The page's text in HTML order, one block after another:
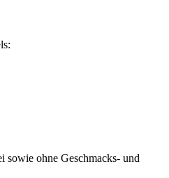
sowie ohne Geschmacks- und